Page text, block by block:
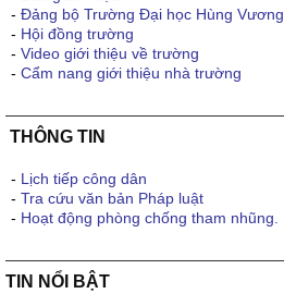
- Đảng bộ Trường Đại học Hùng Vương
- Hội đồng trường
- Video giới thiệu về trường
- Cẩm nang giới thiệu nhà trường
THÔNG TIN
- Lịch tiếp công dân
- Tra cứu văn bản Pháp luật
- Hoạt động phòng chống tham nhũng.
TIN NỔI BẬT